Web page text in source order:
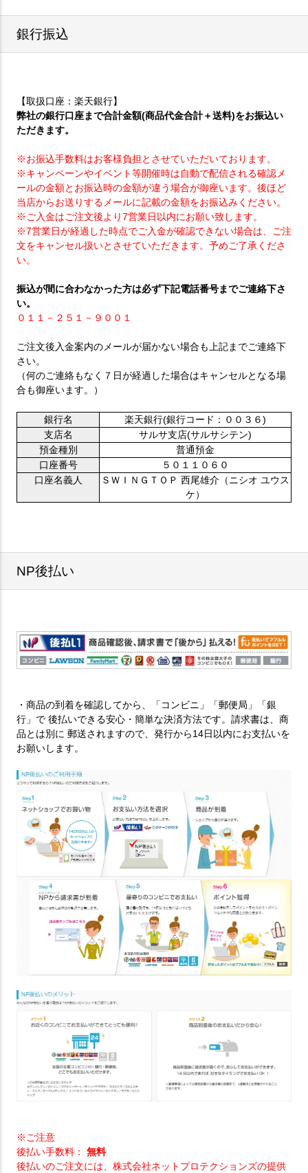
銀行振込
【取扱口座：楽天銀行】
弊社の銀行口座まで合計金額(商品代金合計＋送料)をお振込い
ただきます。
※お振込手数料はお客様負担とさせていただいております。
※キャンペーンやイベント等開催時は自動で配信される確認メ
ールの金額とお振込時の金額が違う場合が御座います。後ほど
当店からお送りするメールに記載の金額をお振込みください。
※ご入金はご注文後より7営業日以内にお願い致します。
※7営業日が経過した時点でご入金が確認できない場合は、ご注
文をキャンセル扱いとさせていただきます。予めご了承くださ
い。
振込が間に合わなかった方は必ず下記電話番号までご連絡下さ
い。
０１１－２５１－９００１
ご注文後入金案内のメールが届かない場合も上記までご連絡下
さい。
（何のご連絡もなく７日が経過した場合はキャンセルとなる場
合も御座います。）
銀行名
楽天銀行(銀行コード：００３６)
支店名
サルサ支店(サルサシテン)
預金種別
普通預金
口座番号
５０１１０６０
口座名義人
ＳＷＩＮＧＴＯＰ 西尾雄介（ニシオ ユウス
ケ）
NP後払い
・商品の到着を確認してから、「コンビニ」「郵便局」「銀
行」で 後払いできる安心・簡単な決済方法です。請求書は、商
品とは別に 郵送されますので、発行から14日以内にお支払いを
お願いします。
※ご注意
後払い手数料： 無料
後払いのご注文には、株式会社ネットプロテクションズの提供